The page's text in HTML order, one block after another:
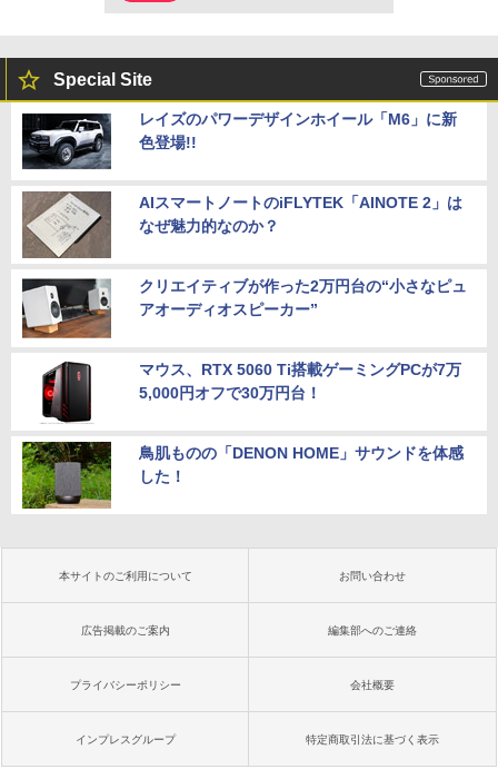
Special Site
レイズのパワーデザインホイール「M6」に新
色登場!!
AIスマートノートのiFLYTEK「AINOTE 2」は
なぜ魅力的なのか？
クリエイティブが作った2万円台の“小さなピュ
アオーディオスピーカー”
マウス、RTX 5060 Ti搭載ゲーミングPCが7万
5,000円オフで30万円台！
鳥肌ものの「DENON HOME」サウンドを体感
した！
本サイトのご利用について お問い合わせ
広告掲載のご案内 編集部へのご連絡
プライバシーポリシー 会社概要
インプレスグループ 特定商取引法に基づく表示